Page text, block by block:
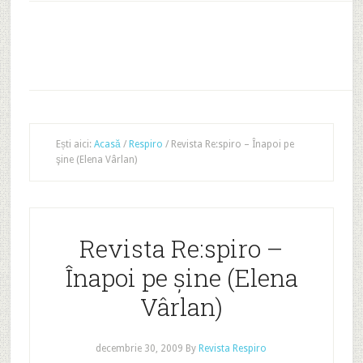
Ești aici: Acasă / Respiro /Revista Re:spiro – Înapoi pe
şine (Elena Vârlan)
Revista Re:spiro –
Înapoi pe şine (Elena
Vârlan)
decembrie 30, 2009 By Revista Respiro